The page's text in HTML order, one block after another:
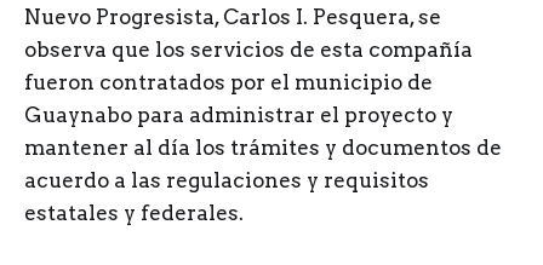
Nuevo Progresista, Carlos I. Pesquera, se
observa que los servicios de esta compañía
fueron contratados por el municipio de
Guaynabo para administrar el proyecto y
mantener al día los trámites y documentos de
acuerdo a las regulaciones y requisitos
estatales y federales.